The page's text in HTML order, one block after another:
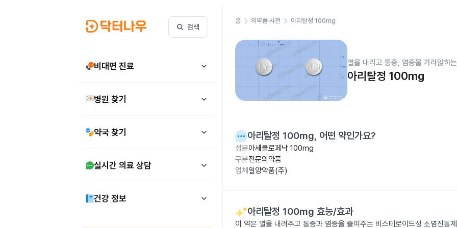
검색
비대면 진료
병원 찾기
약국 찾기
실시간 의료 상담
건강 정보
홈 의약품 사전 아리탈정 100mg
열을 내리고 통증, 염증을 가라앉히
아리탈정 100mg
아리탈정 100mg, 어떤 약인가요?
성분아세클로페낙 100mg
구분전문의약품
업체 일양약품(주)
아리탈정 100mg 효능/효과
이 약은 열을 내려주고 통증과 염증을 줄여주는 비스테로이드성 소염진통